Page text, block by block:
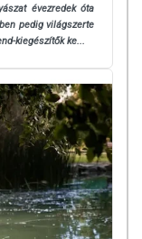
évezredek óta
pedig világszerte
kiegészítők ke...